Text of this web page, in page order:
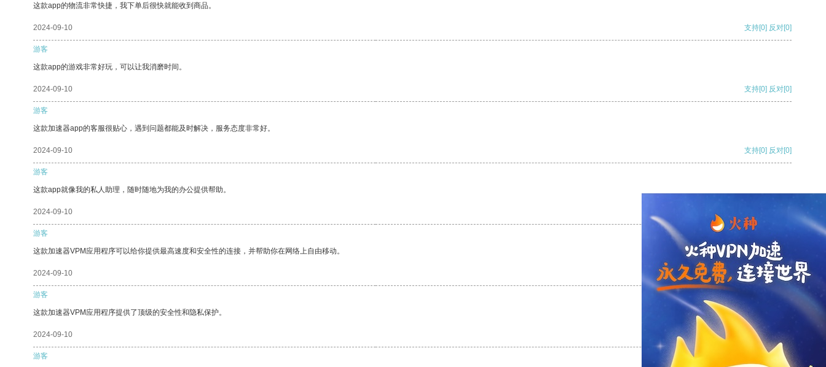
这款app的物流非常快捷，我下单后很快就能收到商品。
2024-09-10 支持[0] 反对[0]
游客
这款app的游戏非常好玩，可以让我消磨时间。
2024-09-10 支持[0] 反对[0]
游客
这款加速器app的客服很贴心，遇到问题都能及时解决，服务态度非常好。
2024-09-10 支持[0] 反对[0]
游客
这款app就像我的私人助理，随时随地为我的办公提供帮助。
2024-09-10
游客
这款加速器VPM应用程序可以给你提供最高速度和安全性的连接，并帮助你在网络上自由移动。
2024-09-10 支持 [0] 反对[0]
游客
这款加速器VPM应用程序提供了顶级的安全性和隐私保护。
2024-09-10 支持[0] 反对
游客